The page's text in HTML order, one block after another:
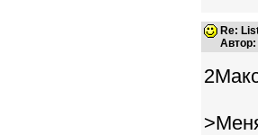
Re:
Автор: